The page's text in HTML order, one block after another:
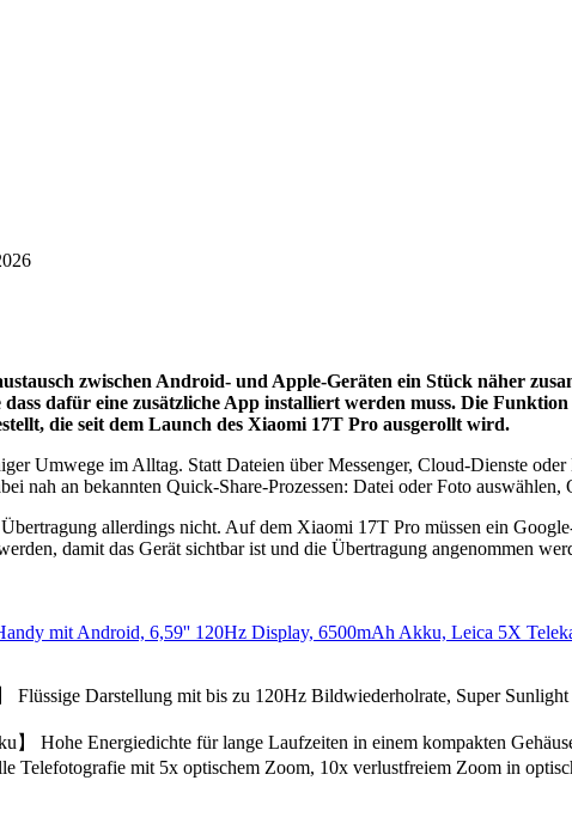
zwischen Android- und Apple-Geräten ein Stück näher
dass dafür eine zusätzliche App installiert werden muss. Die
die seit dem Launch des Xiaomi 17T Pro ausgerollt wird.
Umwege im Alltag. Statt Dateien über Messenger, Cloud-Dienste
nah an bekannten Quick-Share-Prozessen: Datei oder Foto
allerdings nicht. Auf dem Xiaomi 17T Pro müssen ein
damit das Gerät sichtbar ist und die Übertragung angenommen
mit Android, 6,59'' 120Hz Display, 6500mAh Akku, Leica 5X
Flüssige Darstellung mit bis zu 120Hz Bildwiederholrate, Super
】 Hohe Energiedichte für lange Laufzeiten in einem kompakten
Telefotografie mit 5x optischem Zoom, 10x verlustfreiem Zoom in